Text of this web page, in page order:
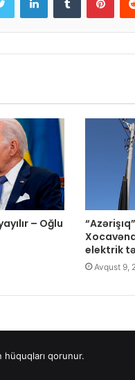
– Oğlu
elektrik
Avqust 9,
hüquqları qorunur.